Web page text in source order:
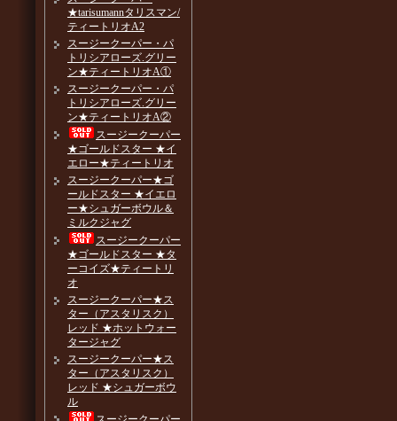
★tarisumannタリスマン/
ティートリオA2
スージークーパー・パ
トリシアローズ.グリー
ン★ティートリオA①
スージークーパー・パ
トリシアローズ.グリー
ン★ティートリオA②
スージークーパー
★ゴールドスター ★イ
エロー★ティートリオ
スージークーパー★ゴ
ールドスター ★イエロ
ー★シュガーボウル＆
ミルクジャグ
スージークーパー
★ゴールドスター ★タ
ーコイズ★ティートリ
オ
スージークーパー★ス
ター（アスタリスク）
レッド ★ホットウォー
タージャグ
スージークーパー★ス
ター（アスタリスク）
レッド ★シュガーボウ
ル